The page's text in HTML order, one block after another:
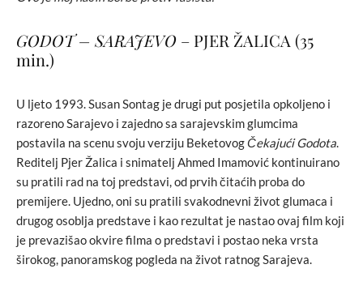
GODOT – SARAJEVO – PJER ŽALICA (35
min.)
U ljeto 1993. Susan Sontag je drugi put posjetila opkoljeno i
razoreno Sarajevo i zajedno sa sarajevskim glumcima
postavila na scenu svoju verziju BeketovogČekajući Godota.
Reditelj Pjer Žalica i snimatelj Ahmed Imamović kontinuirano
su pratili rad na toj predstavi, od prvih čitaćih proba do
premijere. Ujedno, oni su pratili svakodnevni život glumaca i
drugog osoblja predstave i kao rezultat je nastao ovaj film koji
je prevazišao okvire filma o predstavi i postao neka vrsta
širokog, panoramskog pogleda na život ratnog Sarajeva.